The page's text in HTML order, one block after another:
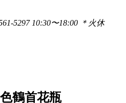
5297 10:30〜18:00 ＊火休
鶴首花瓶